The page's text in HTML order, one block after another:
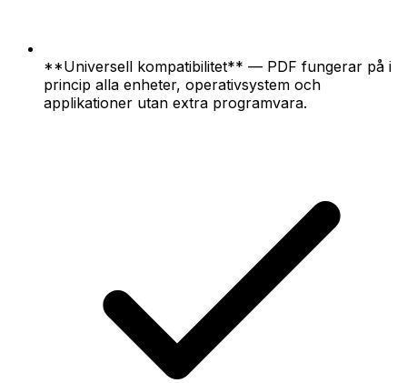
**Universell kompatibilitet** — PDF fungerar på i
princip alla enheter, operativsystem och
applikationer utan extra programvara.